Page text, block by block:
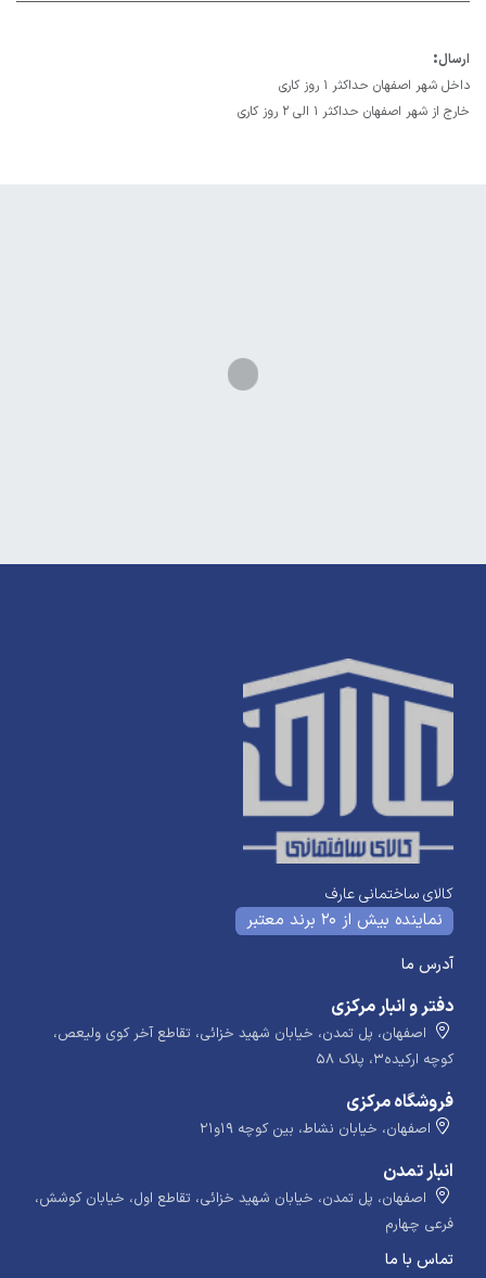
ارسال:
داخل شهر اصفهان حداکثر 1 روز کاری
خارج از شهر اصفهان حداکثر 1 الی 2 روز کاری
کالای ساختمانی عارف
نماینده بیش از 20 برند معتبر
آدرس ما
دفتر و انبار مرکزی
اصفهان، پل تمدن، خیابان شهید خزائی، تقاطع آخر کوی ولیعص،
کوچه ارکیده۳، پلاک ۵۸
فروشگاه مرکزی
اصفهان، خیابان نشاط، بین کوچه ۱۹و۲۱
انبار تمدن
اصفهان، پل تمدن، خیابان شهید خزائی، تقاطع اول، خیابان کوشش،
فرعی چهارم
تماس با ما